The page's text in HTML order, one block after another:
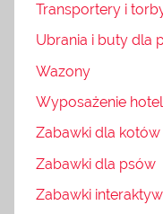
Transportery i
Ubrania i buty dla
Wazony
Wyposażenie
Zabawki dla kotów
Zabawki dla psów
Zabawki